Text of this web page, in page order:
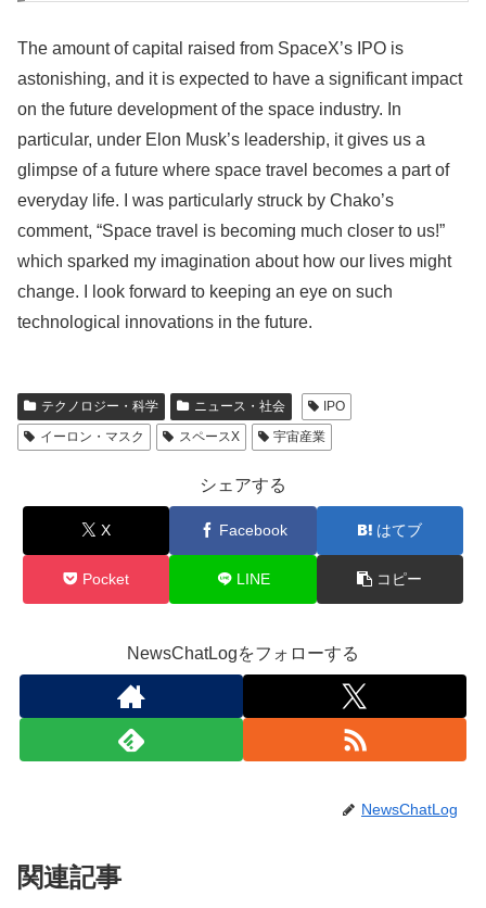
The amount of capital raised from SpaceX’s IPO is
astonishing, and it is expected to have a significant impact
on the future development of the space industry. In
particular, under Elon Musk’s leadership, it gives us a
glimpse of a future where space travel becomes a part of
everyday life. I was particularly struck by Chako’s
comment, “Space travel is becoming much closer to us!”
which sparked my imagination about how our lives might
change. I look forward to keeping an eye on such
technological innovations in the future.
テクノロジー・科学 ニュース・社会
IPO
イーロン・マスク
スペースX 宇宙産業
シェアする
X Facebook はてブ
Pocket LINE コピー
NewsChatLogをフォローする
NewsChatLog
関連記事